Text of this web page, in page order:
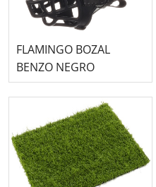
FLAMINGO BOZAL
BENZO NEGRO